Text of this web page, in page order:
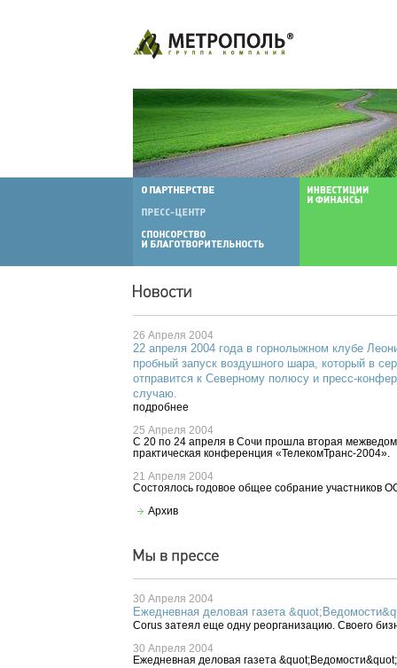
26 Апреля 2004
22 апреля 2004 года в горнолыжном клубе
пробный запуск воздушного шара, который в
отправится к Северному полюсу и пресс-
случаю.
подробнее
25 Апреля 2004
С 20 по 24 апреля в Сочи прошла вторая
практическая конференция «ТелекомТранс-2004».
21 Апреля 2004
Cостоялось годовое общее собрание
Архив
30 Апреля 2004
Ежедневная деловая газета
Corus затеял еще одну реорганизацию. Своего
30 Апреля 2004
Ежедневная деловая газета &quot;Ведомости&quot;